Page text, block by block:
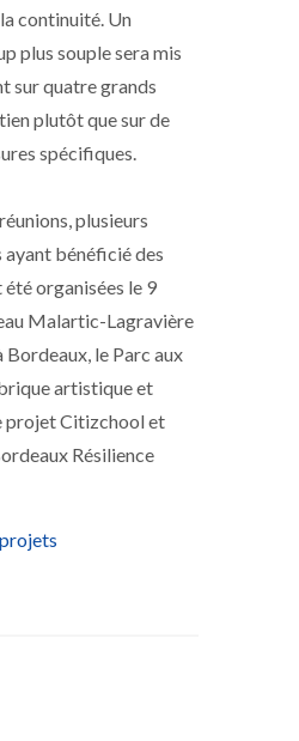
continuité. Un
plus souple sera mis
sur quatre grands
plutôt que sur de
spécifiques.
plusieurs
bénéficié des
été organisées le 9
Malartic-Lagravière
Bordeaux, le Parc aux
artistique et
projet Citizchool et
Résilience